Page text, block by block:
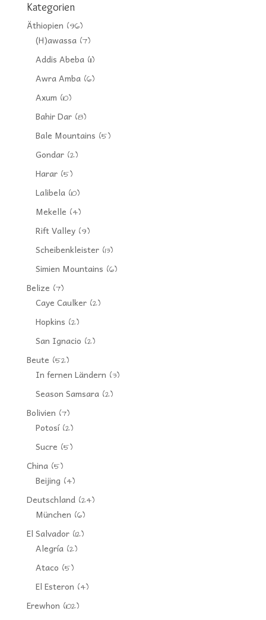
Kategorien
Äthiopien (96)
(H)awassa(7)
Addis Abeba(11)
Awra Amba(6)
Axum (10)
Bahir Dar(8)
Bale Mountains (5)
Gondar(2)
Harar(5)
Lalibela(10)
Mekelle (4)
Rift Valley(9)
Scheibenkleister(13)
Simien Mountains (6)
Belize (7)
Caye Caulker(2)
Hopkins (2)
San Ignacio (2)
Beute (52)
In fernen Ländern (3)
Season Samsara(2)
Bolivien (7)
Potosí(2)
Sucre (5)
China(5)
Beijing (4)
Deutschland(24)
München (6)
El Salvador(12)
Alegría(2)
Ataco (5)
El Esteron (4)
Erewhon (102)